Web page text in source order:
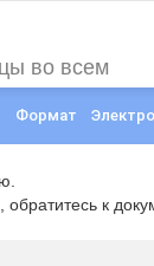
во всем
Формат
к